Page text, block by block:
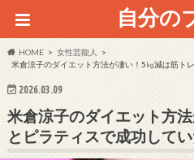
自分の
HOME
女性芸能人
米倉涼子のダイエット方法が凄い！5㎏減は筋ト
2026.03.09
米倉涼子のダイエット方
とピラティスで成功して